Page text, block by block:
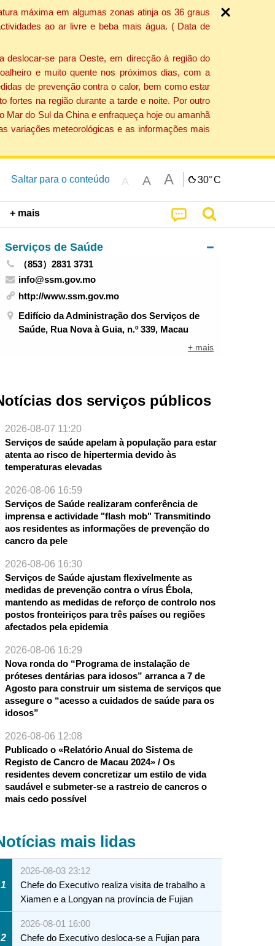
máxima em algumas zonas atinja os 36 graus
ao ar livre e beba mais água. ( Data de
deslocar-se para Oeste, em direcção à região do
e muito quente nos próximos dias, com a
de prevenção contra o calor, bem como estar
fortes na região durante a tarde e noite. Por outro
Mar do Sul da China e enfraqueça hoje ou amanhã
variações meteorológicas e as informações mais
Saltar para o conteúdo A A A 30°C
+ mais
Serviços de Saúde
（853）2831 3731
info@ssm.gov.mo
http://www.ssm.gov.mo
Edifício da Administração dos Serviços de
Saúde, Rua Nova à Guia, n.º 339, Macau
+ mais
dos serviços públicos
2026-08-07 11:20
Serviços de saúde apelam à população para estar
atenta ao risco de hipertermia devido às
temperaturas elevadas
2026-08-06 16:59
Serviços de Saúde realizaram conferência de
imprensa e actividade "flash mob" Transmitindo
aos residentes as informações de prevenção do
cancro da pele
2026-08-06 16:30
Serviços de Saúde ajustam flexivelmente as
medidas de prevenção contra o vírus Ébola,
mantendo as medidas de reforço de controlo nos
postos fronteiriços para três países ou regiões
afectados pela epidemia
2026-08-06 16:29
Nova ronda do “Programa de instalação de
próteses dentárias para idosos” arranca a 7 de
Agosto para construir um sistema de serviços que
assegure o “acesso a cuidados de saúde para os
idosos”
2026-08-06 12:08
Publicado o «Relatório Anual do Sistema de
Registo de Cancro de Macau 2024» / Os
residentes devem concretizar um estilo de vida
saudável e submeter-se a rastreio de cancros o
mais cedo possível
mais lidas
1
2026-08-03 23:12
Chefe do Executivo realiza visita de trabalho a
Xiamen e a Longyan na província de Fujian
2
2026-08-01 16:00
Chefe do Executivo desloca-se a Fujian para